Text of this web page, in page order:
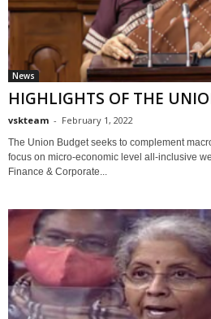
News
HIGHLIGHTS OF THE
vskteam - February 1, 2022
The Union Budget seeks to complement
focus on micro-economic level all-inclusive
Finance & Corporate...